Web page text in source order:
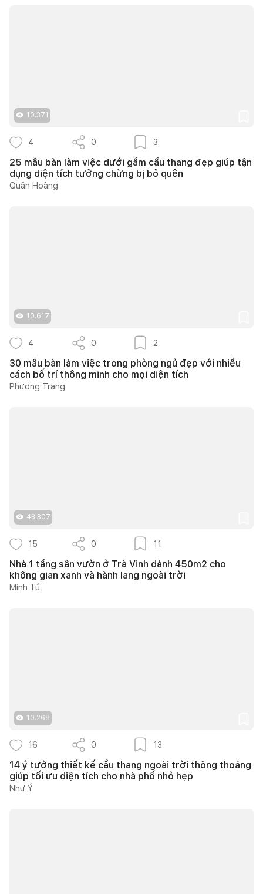
10.371
4 0 3
25 mẫu bàn làm việc dưới gầm cầu thang đẹp giúp tận
dụng diện tích tưởng chừng bị bỏ quên
Quân Hoàng
10.617
4 0 2
30 mẫu bàn làm việc trong phòng ngủ đẹp với nhiều
cách bố trí thông minh cho mọi diện tích
Phương Trang
43.307
15 0 11
Nhà 1 tầng sân vườn ở Trà Vinh dành 450m2 cho
không gian xanh và hành lang ngoài trời
Minh Tú
10.268
16 0 13
14 ý tưởng thiết kế cầu thang ngoài trời thông thoáng
giúp tối ưu diện tích cho nhà phố nhỏ hẹp
Như Ý